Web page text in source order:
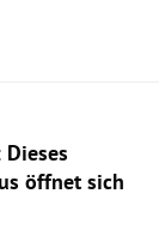
öffnet sich